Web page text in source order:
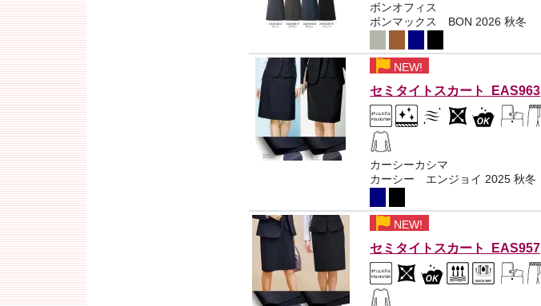
ボンオフィス
ボンマックス BON 2026 秋冬
NEW!
セミタイトスカート EAS963
カーシーカシマ
カーシー エンジョイ 2025 秋冬
NEW!
セミタイトスカート EAS957